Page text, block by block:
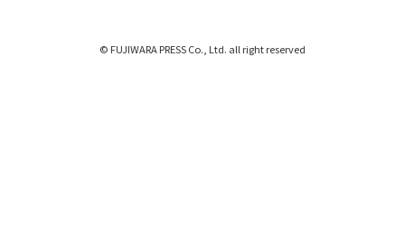
© FUJIWARA PRESS Co., Ltd. all right reserved